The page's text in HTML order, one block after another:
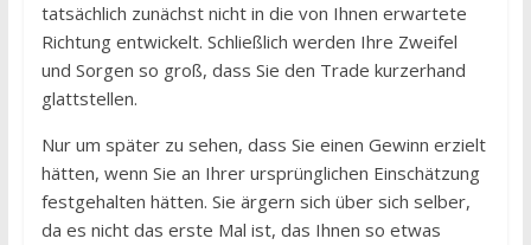
tatsächlich zunächst nicht in die von Ihnen erwartete
Richtung entwickelt. Schließlich werden Ihre Zweifel
und Sorgen so groß, dass Sie den Trade kurzerhand
glattstellen.
Nur um später zu sehen, dass Sie einen Gewinn erzielt
hätten, wenn Sie an Ihrer ursprünglichen Einschätzung
festgehalten hätten. Sie ärgern sich über sich selber,
da es nicht das erste Mal ist, das Ihnen so etwas